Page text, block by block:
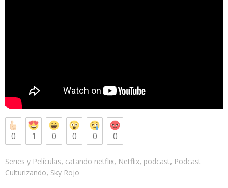
0 1 0 0 0 0
Series y Películas, catando netflix, Netflix, podcast, Podcast
Culturizando, Sky Rojo